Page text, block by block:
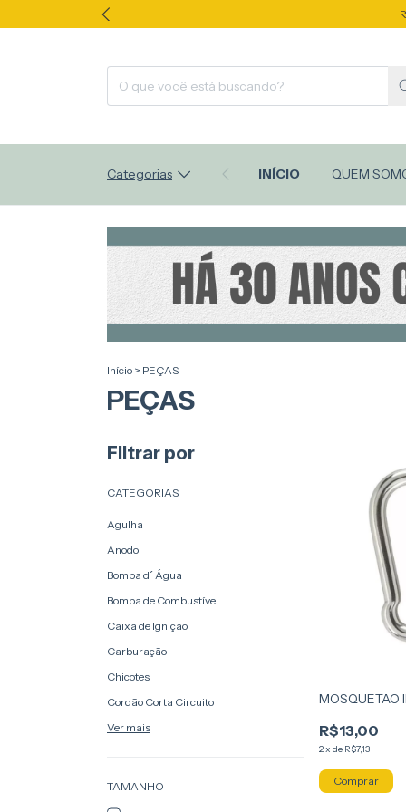
Categorias INÍCIO QUEM
Início > PEÇAS
PEÇAS
Filtrar por
CATEGORIAS
Agulha
Anodo
Bomba d´ Água
Bomba de Combustível
Caixa de Ignição
Carburação
Chicotes
Cordão Corta Circuito
Ver mais
TAMANHO
MOSQUETAO
R$13,00
2xde R$7,13